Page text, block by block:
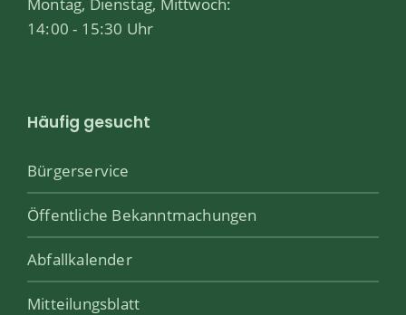
14:00 - 15:30 Uhr
Häufig gesucht
Bürgerservice
Öffentliche Bekanntmachungen
Abfallkalender
Mitteilungsblatt